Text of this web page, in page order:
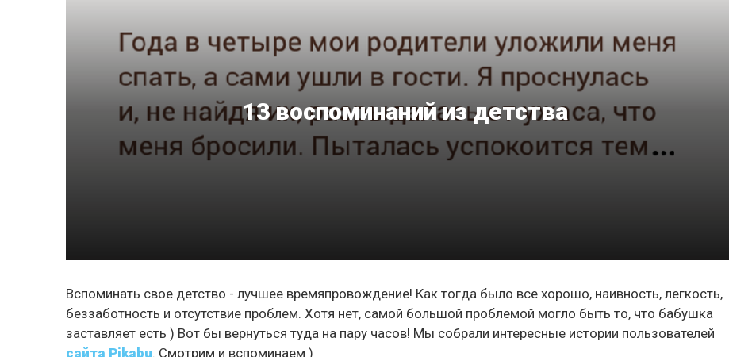
13 воспоминаний из детства
Вспоминать свое детство - лучшее времяпровождение! Как тогда было все хорошо, наивность, легкость,
беззаботность и отсутствие проблем. Хотя нет, самой большой проблемой могло быть то, что бабушка
заставляет есть ) Вот бы вернуться туда на пару часов! Мы собрали интересные истории пользователей
сайта Pikabu. Смотрим и вспоминаем )